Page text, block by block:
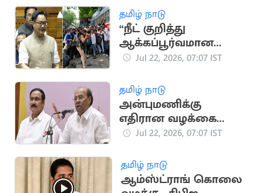
விளக்கம்
தமிழ் நாடு
“நீட் குறித்து
ஆக்கப்பூர்வமான
விவாதம் நடத்த அரசு
அமைச்சர்
Jul 22, 2026, 07:07 IST
தமிழ் நாடு
அன்புமணிக்கு
எதிரான வழக்கை
வாபஸ் பெற்றார்
Jul 22, 2026, 07:07 IST
தமிழ் நாடு
ஆம்ஸ்ட்ராங் கொலை